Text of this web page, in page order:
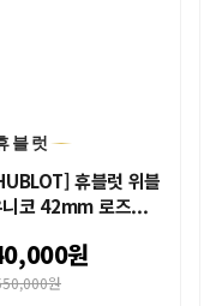
블럿
휴블럿 위블
니코 42mm 로즈...
원
원